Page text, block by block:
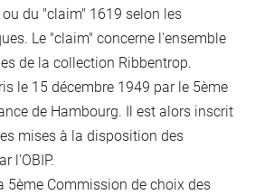
du "claim" 1619 selon les
Le "claim" concerne l'ensemble
de la collection Ribbentrop.
le 15 décembre 1949 par le 5ème
de Hambourg. Il est alors inscrit
mises à la disposition des
l'OBIP.
5ème Commission de choix des